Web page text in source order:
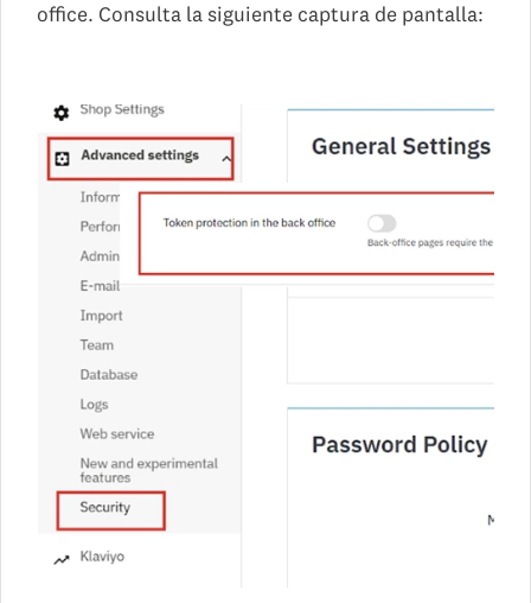
office. Consulta la siguiente captura de pantalla: